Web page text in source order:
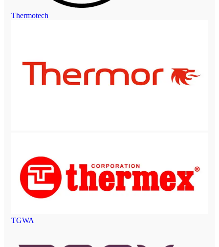
Thermotech
TGWA